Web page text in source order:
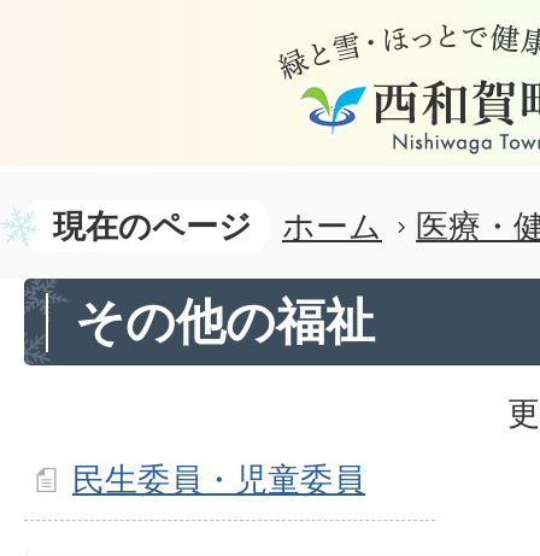
現在のページ ホーム 医療・
その他の福祉
民生委員・児童委員